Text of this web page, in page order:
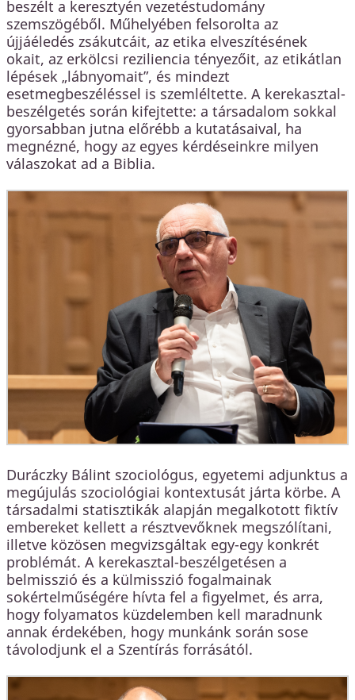
beszélt a keresztyén vezetéstudomány
szemszögéből. Műhelyében felsorolta az
újjáéledés zsákutcáit, az etika elveszítésének
okait, az erkölcsi reziliencia tényezőit, az etikátlan
lépések „lábnyomait”, és mindezt
esetmegbeszéléssel is szemléltette. A kerekasztal-
beszélgetés során kifejtette: a társadalom sokkal
gyorsabban jutna előrébb a kutatásaival, ha
megnézné, hogy az egyes kérdéseinkre milyen
válaszokat ad a Biblia.
Duráczky Bálint szociológus, egyetemi adjunktus a
megújulás szociológiai kontextusát járta körbe. A
társadalmi statisztikák alapján megalkotott fiktív
embereket kellett a résztvevőknek megszólítani,
illetve közösen megvizsgáltak egy-egy konkrét
problémát. A kerekasztal-beszélgetésen a
belmisszió és a külmisszió fogalmainak
sokértelműségére hívta fel a figyelmet, és arra,
hogy folyamatos küzdelemben kell maradnunk
annak érdekében, hogy munkánk során sose
távolodjunk el a Szentírás forrásától.